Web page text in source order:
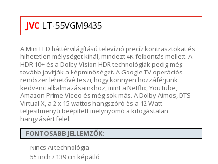
JVC LT-55VGM9435
A Mini LED háttérvilágítású televízió precíz kontrasztokat és
hihetetlen mélységet kínál, mindezt 4K felbontás mellett. A
HDR 10+ és a Dolby Vision HDRtechnológiák pedig még
tovább javítják a képminőséget.A Google TV operációs
rendszer lehetővé teszi, hogy könnyen hozzáférjünk
kedvenc alkalmazásainkhoz, mint a Netflix,YouTube,
Amazon Prime Video és még sok más. A DolbyAtmos, DTS
Virtual X, a 2 x 15 wattos hangszóró és a 12 Watt
teljesítményű beépített mélynyomó a kifogástalan
hangzásért felel.
FONTOSABB JELLEMZŐK:
Nincs AI technológia
55 inch / 139 cm képátló